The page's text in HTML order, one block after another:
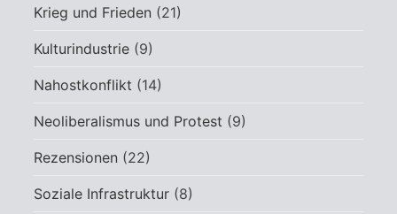
Krieg und Frieden (21)
Kulturindustrie (9)
Nahostkonflikt (14)
Neoliberalismus und Protest (9)
Rezensionen (22)
Soziale Infrastruktur (8)